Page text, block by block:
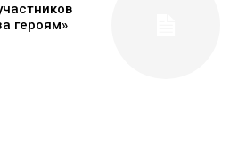
героям»